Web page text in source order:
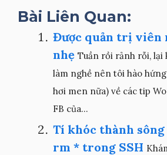
Bài Liên Quan:
Được quản trị viên
nhẹ Tuần rồi rảnh rỗi, lại
làm nghề nên tôi hào
hơi men nữa) về các tip
FB của...
Tí khóc thành
rm * trong SSH